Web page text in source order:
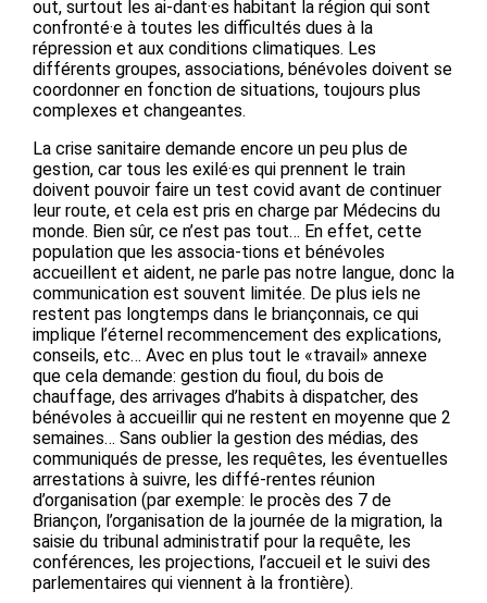
out, surtout les ai-dant·es habitant la région qui sont
confronté·e à toutes les difficultés dues à la
répression et aux conditions climatiques. Les
différents groupes, associations, bénévoles doivent se
coordonner en fonction de situations, toujours plus
complexes et changeantes.
La crise sanitaire demande encore un peu plus de
gestion, car tous les exilé·es qui prennent le train
doivent pouvoir faire un test covid avant de continuer
leur route, et cela est pris en charge par Médecins du
monde. Bien sûr, ce n’est pas tout… En effet, cette
population que les associa-tions et bénévoles
accueillent et aident, ne parle pas notre langue, donc la
communication est souvent limitée. De plus iels ne
restent pas longtemps dans le briançonnais, ce qui
implique l’éternel recommencement des explications,
conseils, etc… Avec en plus tout le «travail» annexe
que cela demande: gestion du fioul, du bois de
chauffage, des arrivages d’habits à dispatcher, des
bénévoles à accueillir qui ne restent en moyenne que 2
semaines… Sans oublier la gestion des médias, des
communiqués de presse, les requêtes, les éventuelles
arrestations à suivre, les diffé-rentes réunion
d’organisation (par exemple: le procès des 7 de
Briançon, l’organisation de la journée de la migration, la
saisie du tribunal administratif pour la requête, les
conférences, les projections, l’accueil et le suivi des
parlementaires qui viennent à la frontière).